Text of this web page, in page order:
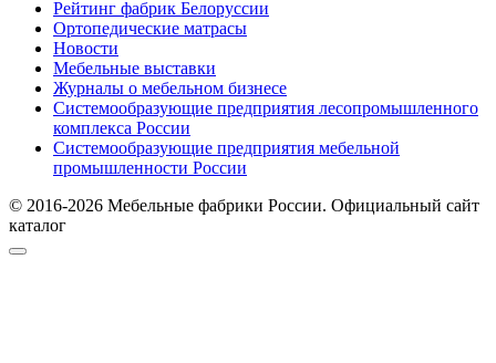
Рейтинг фабрик Белоруссии
Ортопедические матрасы
Новости
Мебельные выставки
Журналы о мебельном бизнесе
Системообразующие предприятия лесопромышленного
комплекса России
Системообразующие предприятия мебельной
промышленности России
© 2016-2026 Мебельные фабрики России. Официальный сайт
каталог